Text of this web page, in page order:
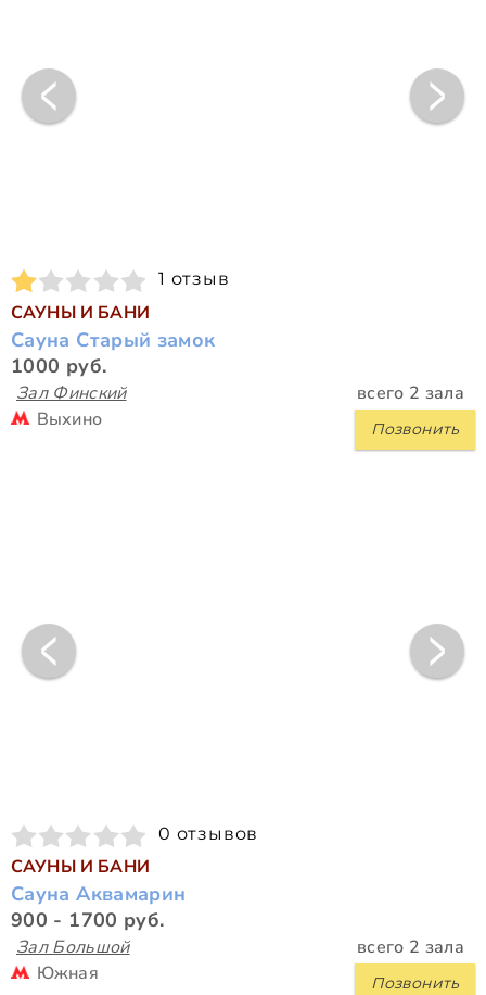
1 отзыв
САУНЫ И БАНИ
Сауна Старый замок
1000 руб.
Зал Финский всего 2 зала
Позвонить
Выхино
0 отзывов
САУНЫ И БАНИ
Сауна Аквамарин
900 - 1700 руб.
Зал Большой всего 2 зала
Позвонить
Южная